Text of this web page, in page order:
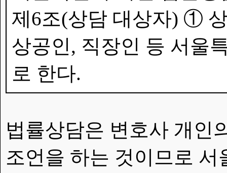
제6조(상담 대상자) ①
상공인, 직장인 등 서울
로 한다.
법률상담은 변호사 개인
조언을 하는 것이므로